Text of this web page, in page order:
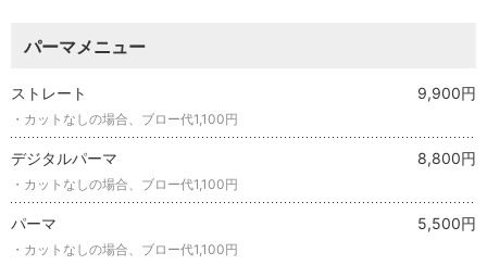
パーマメニュー
ストレート 9,900円
・カットなしの場合、ブロー代1,100円
デジタルパーマ 8,800円
・カットなしの場合、ブロー代1,100円
パーマ 5,500円
・カットなしの場合、ブロー代1,100円